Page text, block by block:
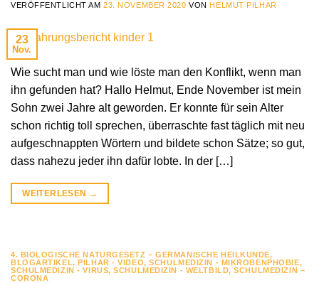
VERÖFFENTLICHT AM23. NOVEMBER 2020 VON HELMUT PILHAR
23
Nov.
Wie sucht man und wie löste man den Konflikt, wenn man
ihn gefunden hat? Hallo Helmut, Ende November ist mein
Sohn zwei Jahre alt geworden. Er konnte für sein Alter
schon richtig toll sprechen, überraschte fast täglich mit neu
aufgeschnappten Wörtern und bildete schon Sätze; so gut,
dass nahezu jeder ihn dafür lobte. In der […]
WEITERLESEN →
4. BIOLOGISCHE NATURGESETZ – GERMANISCHE HEILKUNDE,
BLOGARTIKEL,PILHAR - VIDEO,SCHULMEDIZIN - MIKROBENPHOBIE,
SCHULMEDIZIN - VIRUS,SCHULMEDIZIN - WELTBILD,SCHULMEDIZIN –
CORONA